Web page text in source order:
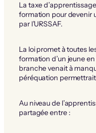
La taxe
formation pour devenir
par l’URSSAF.
La loi promet à toutes
formation d’un jeune
branche venait à
péréquation
Au niveau de
partagée entre :